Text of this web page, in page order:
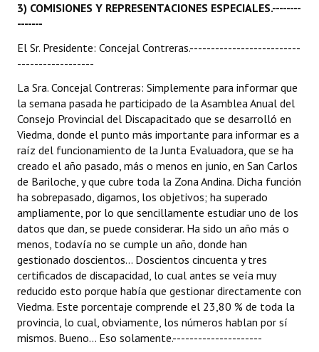
INSTITUCIONAL
Antiguos Pobladores
Registros y Distinciones
Datos Históricos
Premio al Mérito - Registro
Audiencias Públicas - Registro
Mujeres que Dejaron Huellas - Registro
Periodistas Decanos - Registro
Ciudadano Ilustre - Registro
Banca del Vecino - Registro
Huéspedes de Honor - Registro
3) COMISIONES Y REPRESENTACIONES ESPECIALES.--------
-------
El Sr. Presidente: Concejal Contreras.--------------------------
------------------
La Sra. Concejal Contreras: Simplemente para informar que
la semana pasada he participado de la Asamblea Anual del
Consejo Provincial del Discapacitado que se desarrolló en
Viedma, donde el punto más importante para informar es a
raíz del funcionamiento de la Junta Evaluadora, que se ha
creado el año pasado, más o menos en junio, en San Carlos
de Bariloche, y que cubre toda la Zona Andina. Dicha función
ha sobrepasado, digamos, los objetivos; ha superado
ampliamente, por lo que sencillamente estudiar uno de los
datos que dan, se puede considerar. Ha sido un año más o
menos, todavía no se cumple un año, donde han
gestionado doscientos... Doscientos cincuenta y tres
certificados de discapacidad, lo cual antes se veía muy
reducido esto porque había que gestionar directamente con
Viedma. Este porcentaje comprende el 23,80 % de toda la
provincia, lo cual, obviamente, los números hablan por sí
mismos. Bueno... Eso solamente.---------------------